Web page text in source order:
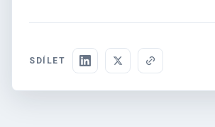
SDÍLET